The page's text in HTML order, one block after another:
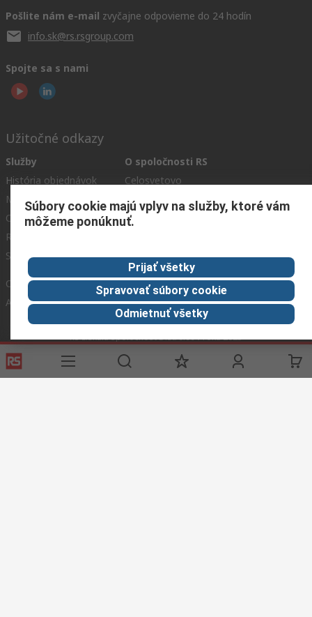
Pošlite nám e-mail zvyčajne odpovieme do 24 hodín
info.sk@rs.rsgroup.com
Spojte sa s nami
Užitočné odkazy
Služby
História objednávok
Možnosti platby
Objednávanie
Recyklácia
Spôsob dodania
O spoločnosti RS
Celosvetovo
ESG
Kariéra
Ocenenia
Corporate Group
About RS
RS získala spoločnosť Distrelec v roku 2023
Spolu sme silnejší
Súbory cookie majú vplyv na služby, ktoré vám
môžeme ponúknuť.
Prijať všetky
Spravovať súbory cookie
Odmietnuť všetky